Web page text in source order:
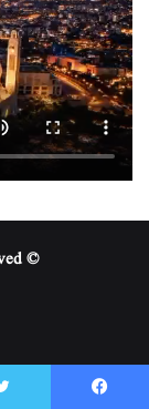
© Copyright 2026, All Rights Reserved